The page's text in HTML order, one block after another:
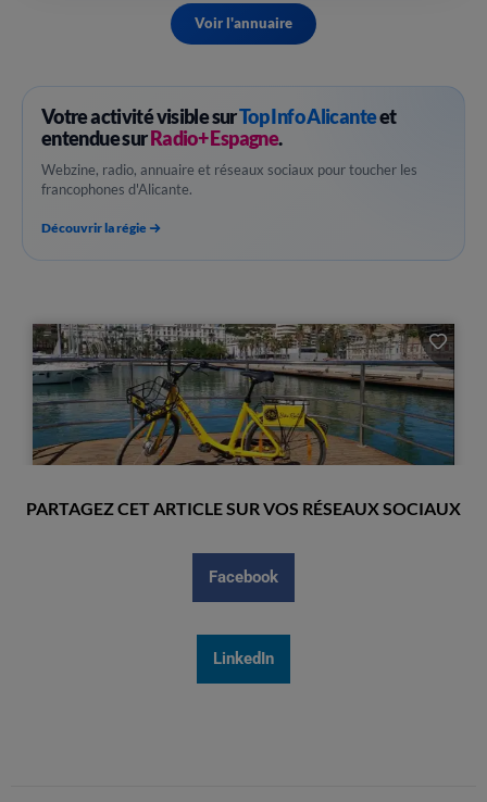
Voir l'annuaire
Votre activité visible surTop Info Alicanteet
entendue surRadio+ Espagne.
Webzine, radio, annuaire et réseaux sociaux pour toucher les
francophones d'Alicante.
Découvrir la régie
PARTAGEZ CET ARTICLE SUR VOS RÉSEAUX SOCIAUX
Facebook
LinkedIn